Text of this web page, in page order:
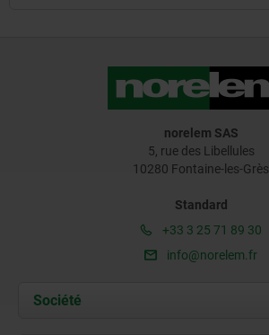
norelem SAS
5, rue des Libellules
10280 Fontaine-les-Grès
Standard
+33 3 25 71 89 30
info@norelem.fr
Société